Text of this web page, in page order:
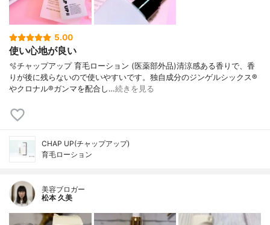
5.00
使い心地が良い
🫧チャップアップ 育毛ローション (医薬部外品)清涼感ある香りで、香
りが後に残らないので使いやすいです。独自成分のジンゲルシックス®
やクロナル®ガンマを配合し…続きを見る
CHAP UP(チャップアップ)
育毛ローション
美容ブロガー
松本 久美